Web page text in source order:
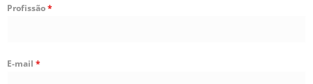
Profissão*
E-mail *